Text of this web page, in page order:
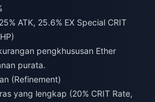
ATK, 25.6% EX Special CRIT
pengkhususan Ether
purata.
(Refinement)
yang lengkap (20% CRIT Rate,